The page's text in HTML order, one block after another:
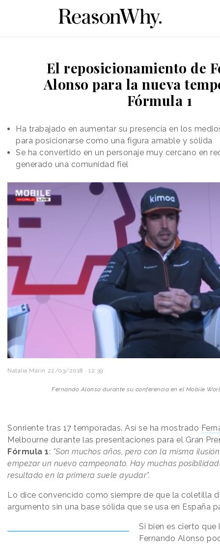
El reposicionamiento de
Alonso para la nueva
Fórmula 1
Ha trabajado en aumentar su presencia en los
para posicionarse como una figura amable y sólida
Se ha convertido en un personaje muy cercano en
generado una comunidad fiel
Natalia Marin 22/03/2018 · 12:39
Fernando Alonso durante su conferencia en el Mobile
Sonriente tras 17 temporadas. Así se ha mostrado
Melbourne durante las presentaciones para el Gran
Fórmula 1: "Son muchos años, pero con la misma
empezar un nuevo campeonato. Hay muchas
resultado en la primera suele ayudar”.
Lo dice convencido como siempre de que la coletilla
argumento sin una base sólida que se usa en España
Si bien es cierto
Fernando Alonso